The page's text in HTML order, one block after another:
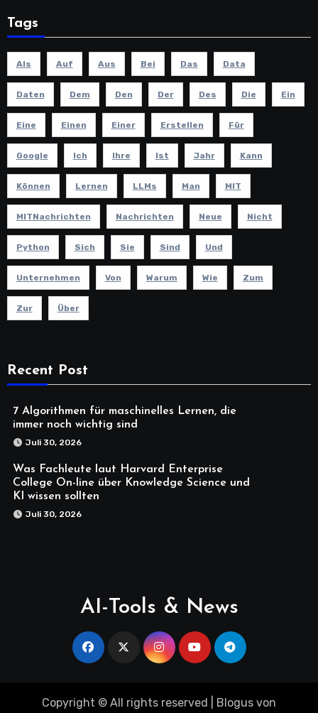
Tags
Als Auf Aus Bei Das Data
Daten Dem Den Der Des Die Ein
Eine Einen Einer Erstellen Für
Google Ich Ihre Ist Jahr Kann
Können Lernen LLMs Man MIT
MITNachrichten Nachrichten Neue Nicht
Python Sich Sie Sind Und
Unternehmen Von Warum Wie Zum
Zur Über
Recent Post
7 Algorithmen für maschinelles Lernen, die
immer noch wichtig sind
Juli 30, 2026
Was Fachleute laut Harvard Enterprise
College On-line über Knowledge Science und
KI wissen sollten
Juli 30, 2026
AI-Tools & News
Copyright © All rights reserved Blogus von